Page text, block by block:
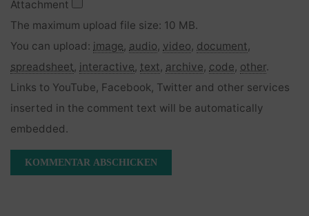
Attachment
The maximum upload file size: 10 MB.
You can upload: image, audio, video, document,
spreadsheet, interactive, text, archive, code, other.
Links to YouTube, Facebook, Twitter and other services
inserted in the comment text will be automatically
embedded.